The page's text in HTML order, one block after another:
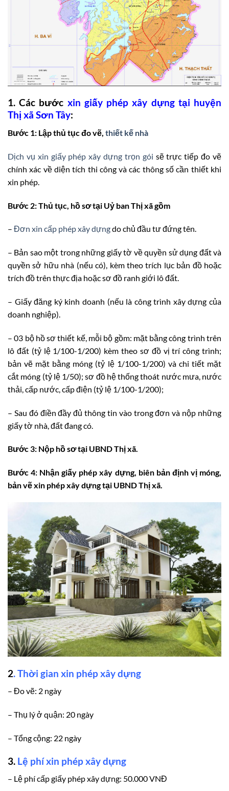
1.Các bước xin giấy phép xây dựng tại huyện
Thị xã Sơn Tây:
Bước 1: Lập thủ tục đo vẽ, thiết kế nhà
Dịch vụ xin giấy phép xây dựng trọn gói sẽ trực tiếp đo vẽ
chính xác về diện tích thi công và các thông số cần thiết khi
xin phép.
Bước 2: Thủ tục, hồ sơ tại Uỷ ban Thị xã gồm
– Đơn xin cấp phép xây dựngdo chủ đầu tư đứng tên.
– Bản sao một trong những giấy tờ về quyền sử dụng đất và
quyền sở hữu nhà (nếu có), kèm theo trích lục bản đồ hoặc
trích đồ trên thực địa hoặc sơ đồ ranh giới lô đất.
– Giấy đăng ký kinh doanh (nếu là công trình xây dựng của
doanh nghiệp).
– 03 bộ hồ sơ thiết kế, mỗi bộ gồm: mặt bằng công trình trên
lô đất (tỷ lệ 1/100-1/200) kèm theo sơ đồ vị trí công trình;
bản vẽ mặt bằng móng (tỷ lệ 1/100-1/200) và chi tiết mặt
cắt móng (tỷ lệ 1/50); sơ đồ hệ thống thoát nước mưa, nước
thải, cấp nước, cấp điện (tỷ lệ 1/100-1/200);
– Sau đó điền đầy đủ thông tin vào trong đơn và nộp những
giấy tờ nhà, đất đang có.
Bước 3: Nộp hồ sơ tại UBND Thị xã.
Bước 4: Nhận giấy phép xây dựng, biên bản định vị móng,
bản vẽ xin phép xây dựng tại UBND Thị xã.
2.Thời gian xin phép xây dựng
– Đo vẽ: 2 ngày
– Thụ lý ở quận: 20 ngày
– Tổng cộng: 22 ngày
3. Lệ phí xin phép xây dựng
– Lệ phí cấp giấy phép xây dựng: 50.000 VNĐ